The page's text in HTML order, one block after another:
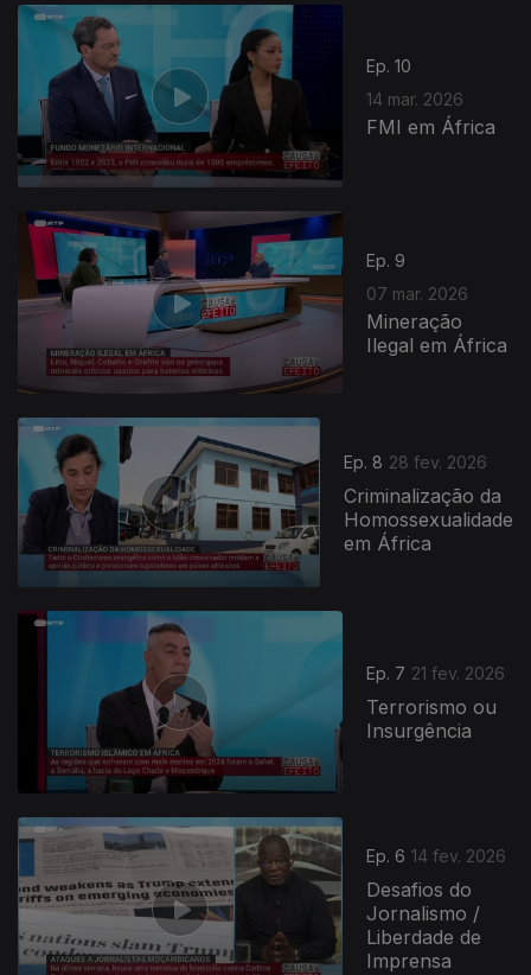
Ep. 10
14 mar. 2026
FMI em África
Ep. 9
07 mar. 2026
Mineração
Ilegal em África
Ep. 8 28 fev. 2026
Criminalização da
Homossexualidade
em África
Ep. 7 21 fev. 2026
Terrorismo ou
Insurgência
Ep. 6 14 fev. 2026
Desafios do
Jornalismo /
Liberdade de
Imprensa
908920